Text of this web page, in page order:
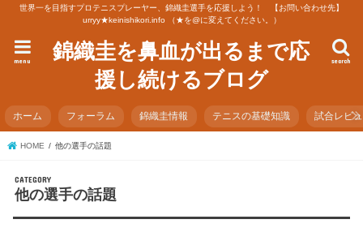
世界一を目指すプロテニスプレーヤー、錦織圭選手を応援しよう！ 【お問い合わせ先】
urryy★keinishikori.info （★を@に変えてください。）
錦織圭を鼻血が出るまで応
援し続けるブログ
search
menu
ホーム フォーラム 錦織圭情報 テニスの基礎知識 試合レビ
HOME 他の選手の話題
他の選手の話題